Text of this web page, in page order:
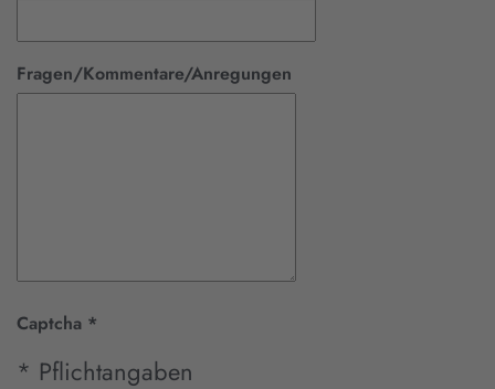
Fragen/Kommentare/Anregungen
Captcha *
* Pflichtangaben